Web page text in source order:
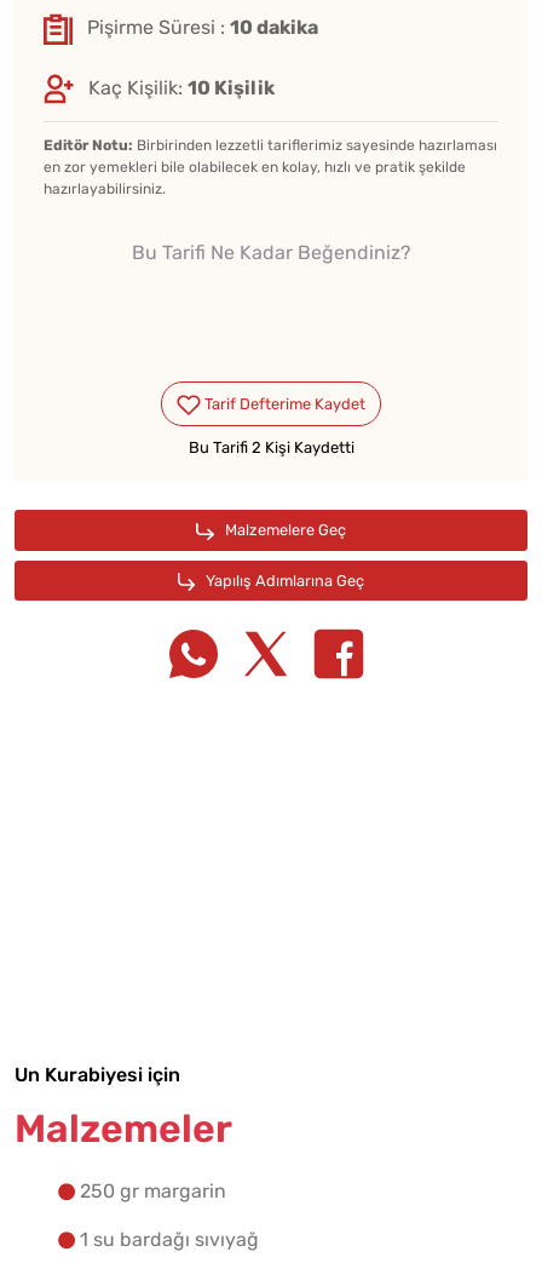
Pişirme Süresi : 10 dakika
Kaç Kişilik: 10 Kişilik
Editör Notu: Birbirinden lezzetli tariflerimiz sayesinde hazırlaması
en zor yemekleri bile olabilecek en kolay, hızlı ve pratik şekilde
hazırlayabilirsiniz.
Bu Tarifi Ne Kadar Beğendiniz?
Bu Tarifi 2 Kişi Kaydetti
Un Kurabiyesi için
Malzemeler
250 gr margarin
1 su bardağı sıvıyağ